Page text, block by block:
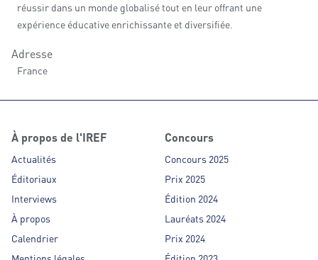
réussir dans un monde globalisé tout en leur offrant une
expérience éducative enrichissante et diversifiée.
Adresse
France
À propos de l'IREF
Actualités
Éditoriaux
Interviews
À propos
Calendrier
Concours
Concours 2025
Prix 2025
Édition 2024
Lauréats 2024
Prix 2024